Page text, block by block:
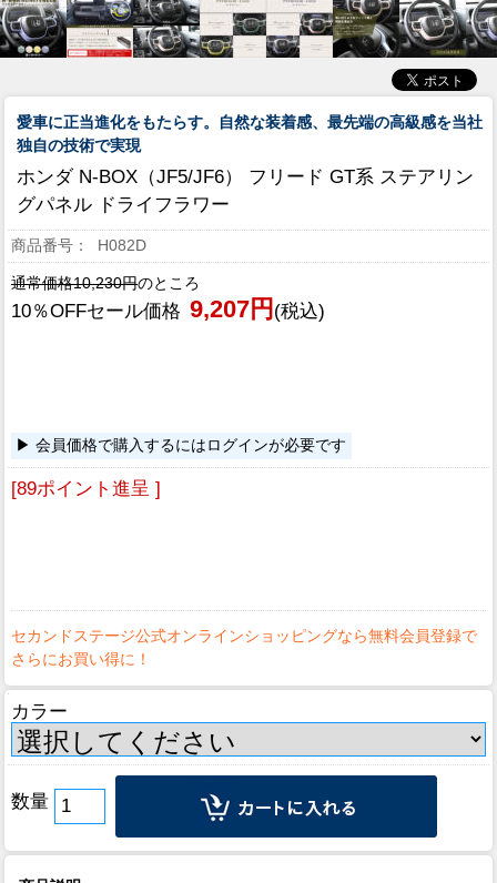
愛車に正当進化をもたらす。自然な装着感、最先端の高級感を当社
独自の技術で実現
ホンダ N-BOX（JF5/JF6） フリード GT系 ステアリン
グパネル ドライフラワー
H082D
通常価格10,230円のところ
10％OFFセール価格 9,207円 (税込)
会員価格で購入するにはログインが必要です
[89ポイント進呈 ]
カラー
数量